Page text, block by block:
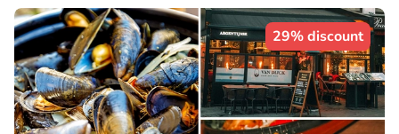
29% discount